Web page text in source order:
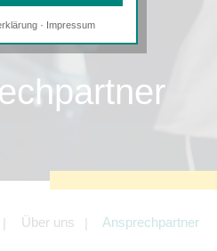
Über uns Ansprechpartner
Cookies
sind erforderlich, um die
Targeting-Cookies
einschließlich der
von z.B. Facebook und
· Impressum